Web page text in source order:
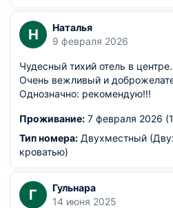
Н
Наталья
9 февраля 2026
Чудесный тихий отель в
Очень вежливый и
Однозначно: рекомендую!!!
Проживание: 7 февраля 2026
Тип номера: Двухместный
кроватью)
Г
Гульнара
14 июня 2025